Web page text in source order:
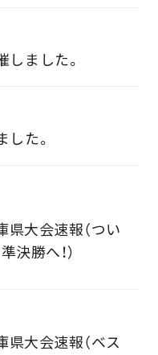
しました。
した。
大会速報（つい
決勝へ！）
大会速報（ベス